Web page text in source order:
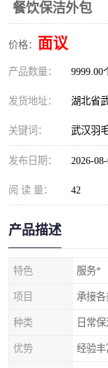
餐饮保洁外包
价格： 面议
产品数量： 9999.00
发货地址： 湖北省
关键词： 武汉羽
发布日期： 2026-
阅 读 量： 42
产品描述
特色 服务*
项目 承接
种类 日常
优势 经验丰